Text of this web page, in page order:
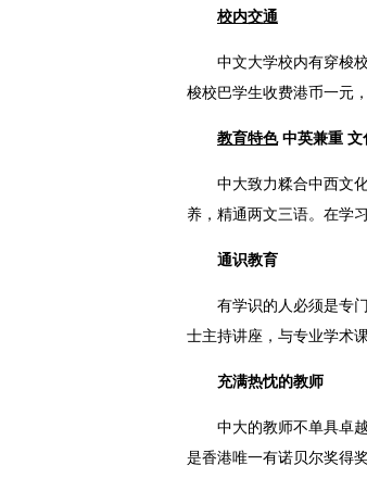
校内交通
中文大学校内有穿梭
梭校巴学生收费港币一元
教育特色中英兼重 文
中大致力糅合中西文
养，精通两文三语。在学
通识教育
有学识的人必须是专
士主持讲座，与专业学术
充满热忱的教师
中大的教师不单具卓
是香港唯一有诺贝尔奖得